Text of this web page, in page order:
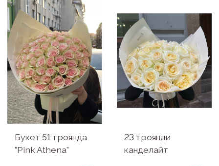
Букет 51 троянда
"Pink Athena"
23 троянди
канделайт